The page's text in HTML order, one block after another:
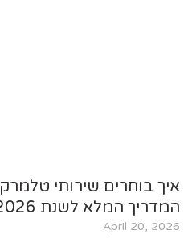
איך בוחרים שירותי
המדריך המלא לשנת 2026
April 20, 2026